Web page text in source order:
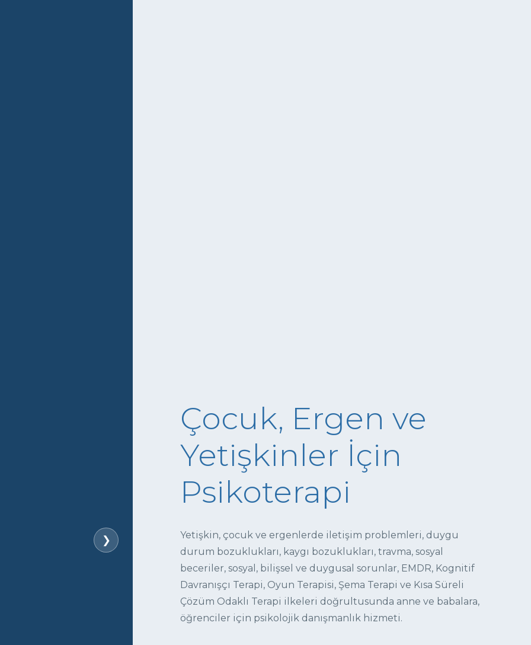
❯
Çocuk, Ergen ve
Yetişkinler İçin
Psikoterapi
Yetişkin, çocuk ve ergenlerde iletişim problemleri, duygu
durum bozuklukları, kaygı bozuklukları, travma, sosyal
beceriler, sosyal, bilişsel ve duygusal sorunlar, EMDR, Kognitif
Davranışçı Terapi, Oyun Terapisi, Şema Terapi ve Kısa Süreli
Çözüm Odaklı Terapi ilkeleri doğrultusunda anne ve babalara,
öğrenciler için psikolojik danışmanlık hizmeti.